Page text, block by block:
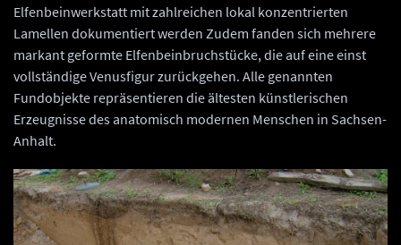
Elfenbeinwerkstatt mit zahlreichen lokal konzentrierten
Lamellen dokumentiert werden Zudem fanden sich mehrere
markant geformte Elfenbeinbruchstücke, die auf eine einst
vollständige Venusfigur zurückgehen. Alle genannten
Fundobjekte repräsentieren die ältesten künstlerischen
Erzeugnisse des anatomisch modernen Menschen in Sachsen-
Anhalt.